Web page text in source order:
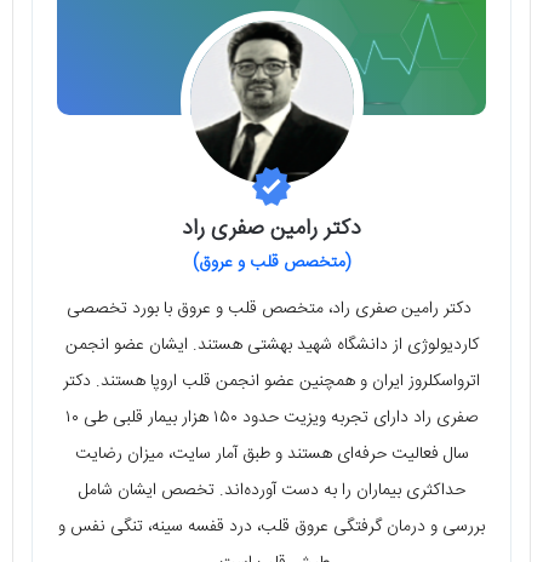
دکتر رامین صفری راد
(متخصص قلب و عروق)
دکتر رامین صفری راد، متخصص قلب و عروق با بورد تخصصی
کاردیولوژی از دانشگاه شهید بهشتی هستند. ایشان عضو انجمن
اترواسکلروز ایران و همچنین عضو انجمن قلب اروپا هستند. دکتر
صفری راد دارای تجربه ویزیت حدود ۱۵۰ هزار بیمار قلبی طی ۱۰
سال فعالیت حرفه‌ای هستند و طبق آمار سایت، میزان رضایت
حداکثری بیماران را به دست آورده‌اند. تخصص ایشان شامل
بررسی و درمان گرفتگی عروق قلب، درد قفسه سینه، تنگی نفس و